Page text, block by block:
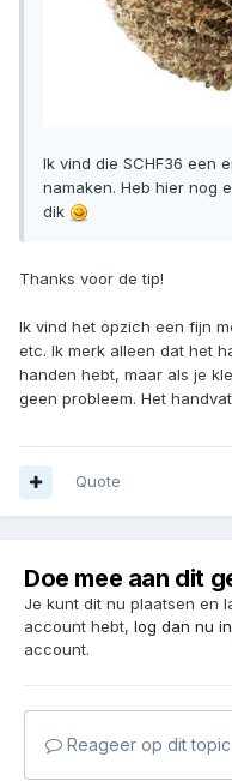
Ik vind die SCHF36 een
namaken. Heb hier nog
dik
Thanks voor de tip!
Ik vind het opzich een fijn
etc. Ik merk alleen dat het
handen hebt, maar als je
geen probleem. Het
Quote
Doe mee aan dit
Je kunt dit nu plaatsen en
account hebt, log dan nu in
account.
Reageer op dit topic